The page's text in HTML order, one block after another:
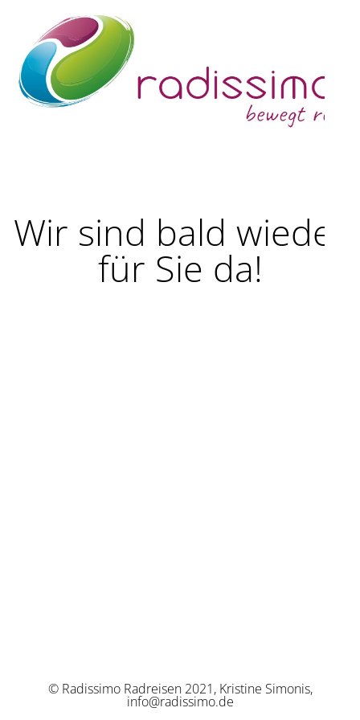
Wir sind bald wieder
für Sie da!
© Radissimo Radreisen 2021, Kristine Simonis,
info@radissimo.de